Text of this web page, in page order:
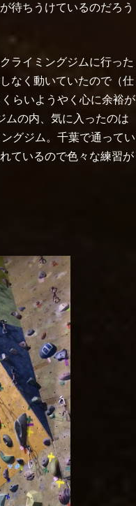
待ちうけているのだろう
ライミングジムに行った
なく動いていたので（仕
らいようやく心に余裕が
ムの内、気に入ったのは
グジム。千葉で通ってい
ているので色々な練習が